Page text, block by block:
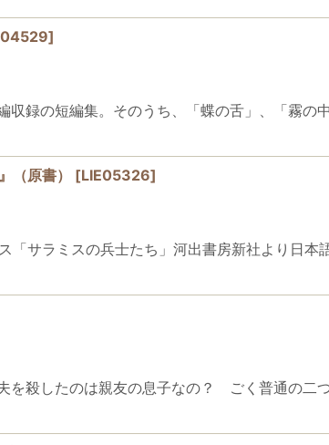
]
録の短編集。そのうち、「蝶の舌」、「霧の
（原書） [LIE05326]
サラミスの兵士たち」河出書房新社より日本
殺したのは親友の息子なの？ ごく普通の二